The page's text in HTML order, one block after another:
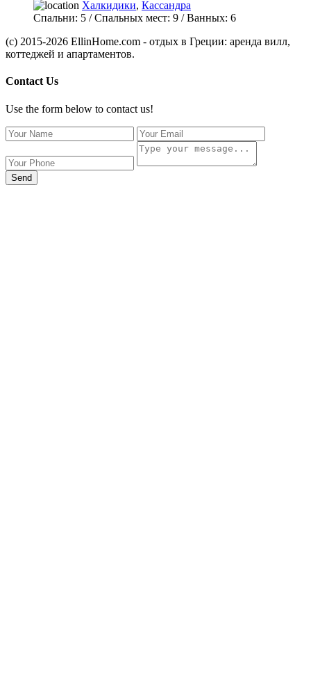
Халкидики, Кассандра
Спальни: 5 / Спальных мест: 9 /Ванных: 6
(c) 2015-2026 EllinHome.com - отдых в Греции: аренда вилл,
коттеджей и апартаментов.
Contact Us
Use the form below to contact us!
Send